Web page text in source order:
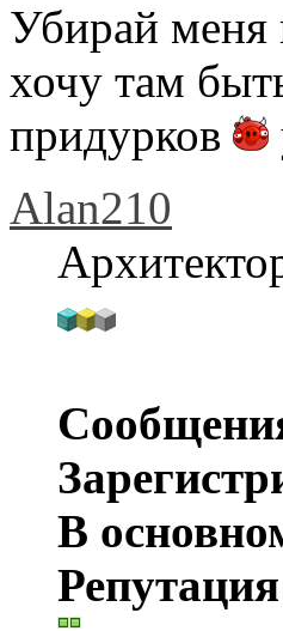
Убирай меня
хочу там
придурков
Alan210
В